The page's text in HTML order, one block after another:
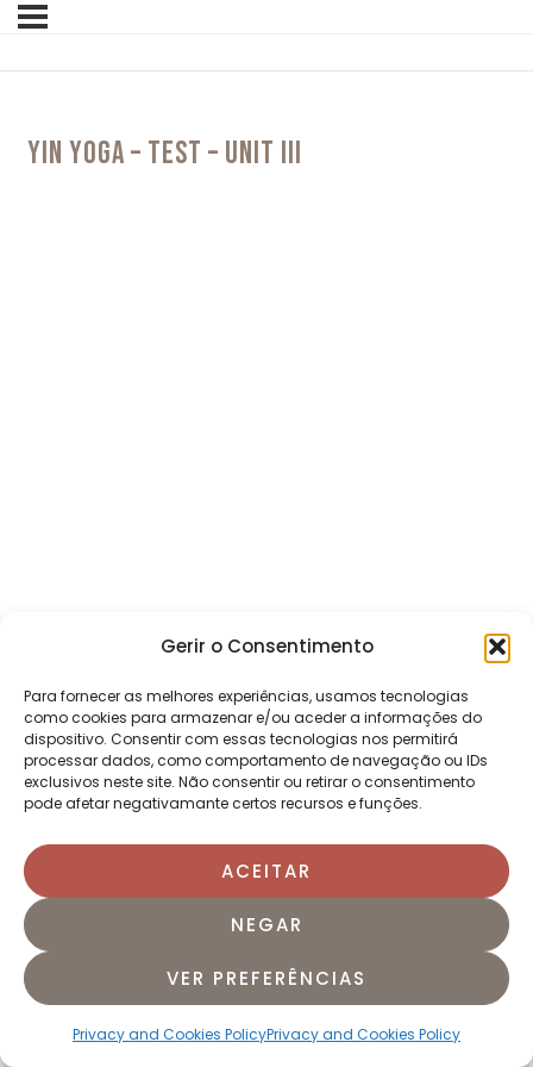
Gerir o Consentimento
Para fornecer as melhores experiências, usamos tecnologias
como cookies para armazenar e/ou aceder a informações do
dispositivo. Consentir com essas tecnologias nos permitirá
processar dados, como comportamento de navegação ou IDs
exclusivos neste site. Não consentir ou retirar o consentimento
pode afetar negativamante certos recursos e funções.
ACEITAR
NEGAR
VER PREFERÊNCIAS
Privacy and Cookies PolicyPrivacy and Cookies Policy
YIN YOGA – TEST – UNIT III